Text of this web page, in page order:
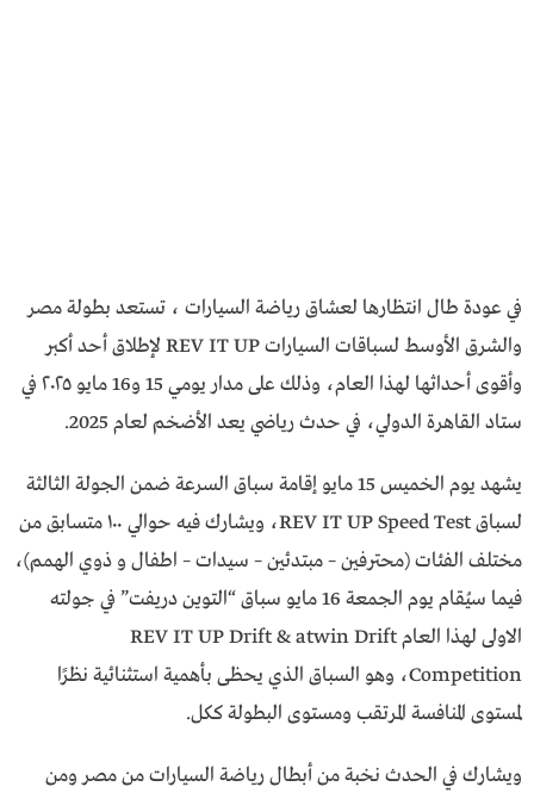
في عودة طال انتظارها لعشاق رياضة السيارات ، تستعد بطولة مصر
والشرق الأوسط لسباقات السيارات REV IT UP لإطلاق أحد أكبر
وأقوى أحداثها لهذا العام، وذلك على مدار يومي 15 و16 مايو ٢٠٢٥ في
ستاد القاهرة الدولي، في حدث رياضي يعد الأضخم لعام 2025.
يشهد يوم الخميس 15 مايو إقامة سباق السرعة ضمن الجولة الثالثة
لسباق REV IT UP Speed Test، ويشارك فيه حوالي ١٠٠ متسابق من
مختلف الفئات (محترفين – مبتدئين – سيدات – اطفال و ذوي الهمم)،
فيما سيُقام يوم الجمعة 16 مايو سباق “التوين دريفت” في جولته
الاولى لهذا العام REV IT UP Drift & atwin Drift
Competition، وهو السباق الذي يحظى بأهمية استثنائية نظرًا
لمستوى المنافسة المرتقب ومستوى البطولة ككل.
ويشارك في الحدث نخبة من أبطال رياضة السيارات من مصر ومن